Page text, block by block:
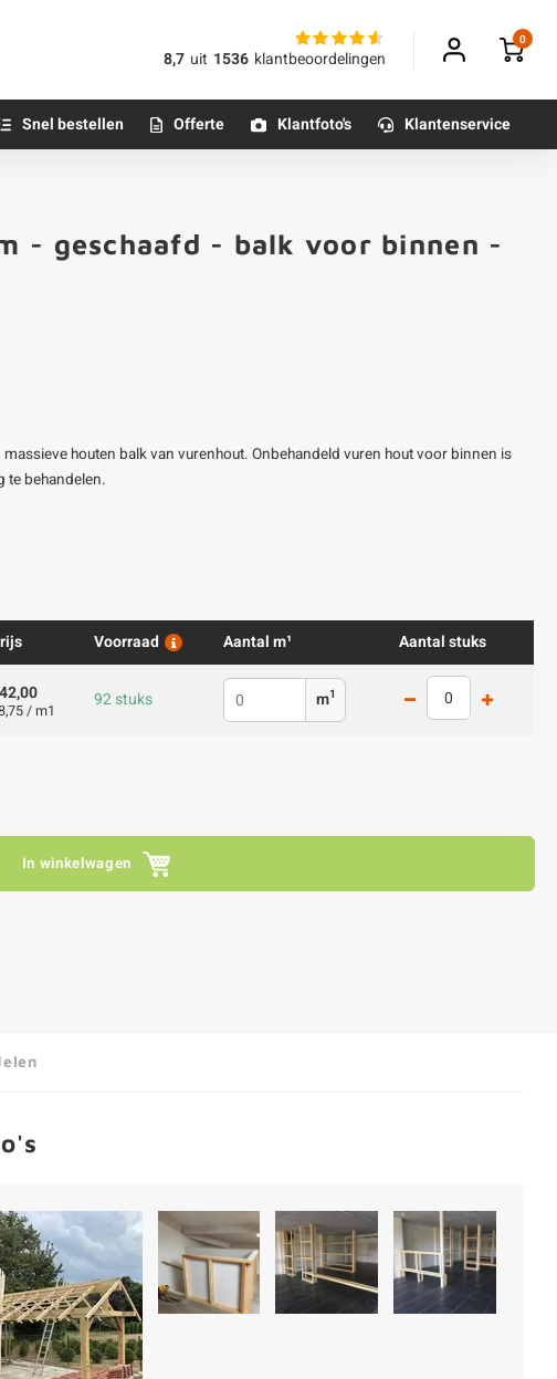
8,7 uit 1536 klantbeoordelingen
0
buiten
- voor binnen
Betonmortels
Snel bestellen Offerte Klantfoto's Klantenservice
- geschaafd - balk voor binnen -
houten balk van vurenhout. Onbehandeld vuren hout voor binnen is
te behandelen.
Voorraad Aantal m¹ Aantal stuks
/ m1 92 stuks m1
In winkelwagen